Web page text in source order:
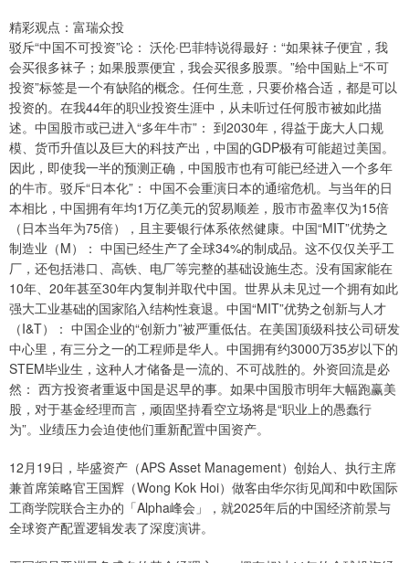
精彩观点：富瑞众投
驳斥“中国不可投资”论： 沃伦·巴菲特说得最好：“如果袜子便宜，我
会买很多袜子；如果股票便宜，我会买很多股票。”给中国贴上“不可
投资”标签是一个有缺陷的概念。任何生意，只要价格合适，都是可以
投资的。在我44年的职业投资生涯中，从未听过任何股市被如此描
述。中国股市或已进入“多年牛市”： 到2030年，得益于庞大人口规
模、货币升值以及巨大的科技产出，中国的GDP极有可能超过美国。
因此，即使我一半的预测正确，中国股市也有可能已经进入一个多年
的牛市。驳斥“日本化”： 中国不会重演日本的通缩危机。与当年的日
本相比，中国拥有年均1万亿美元的贸易顺差，股市市盈率仅为15倍
（日本当年为75倍），且主要银行体系依然健康。中国“MIT”优势之
制造业（M）： 中国已经生产了全球34%的制成品。这不仅仅关乎工
厂，还包括港口、高铁、电厂等完整的基础设施生态。没有国家能在
10年、20年甚至30年内复制并取代中国。世界从未见过一个拥有如此
强大工业基础的国家陷入结构性衰退。中国“MIT”优势之创新与人才
（I&T）： 中国企业的“创新力”被严重低估。在美国顶级科技公司研发
中心里，有三分之一的工程师是华人。中国拥有约3000万35岁以下的
STEM毕业生，这种人才储备是一流的、不可战胜的。外资回流是必
然： 西方投资者重返中国是迟早的事。如果中国股市明年大幅跑赢美
股，对于基金经理而言，顽固坚持看空立场将是“职业上的愚蠢行
为”。业绩压力会迫使他们重新配置中国资产。
12月19日，毕盛资产（APS Asset Management）创始人、执行主席
兼首席策略官王国辉（Wong Kok Hoi）做客由华尔街见闻和中欧国际
工商学院联合主办的「Alpha峰会」，就2025年后的中国经济前景与
全球资产配置逻辑发表了深度演讲。